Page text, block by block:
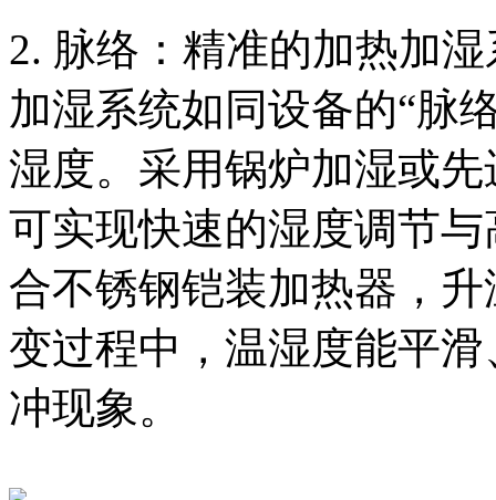
2. 脉络：精准的加热加
加湿系统如同设备的“脉
湿度。采用锅炉加湿或
可实现快速的湿度调节
合不锈钢铠装加热器，
变过程中，温湿度能平
冲现象。